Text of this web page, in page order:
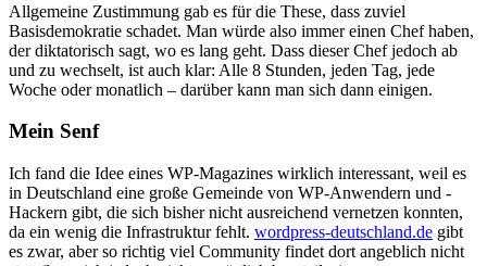
Allgemeine Zustimmung gab es für die These, dass zuviel
Basisdemokratie schadet. Man würde also immer einen Chef haben,
der diktatorisch sagt, wo es lang geht. Dass dieser Chef jedoch ab
und zu wechselt, ist auch klar: Alle 8 Stunden, jeden Tag, jede
Woche oder monatlich – darüber kann man sich dann einigen.
Mein Senf
Ich fand die Idee eines WP-Magazines wirklich interessant, weil es
in Deutschland eine große Gemeinde von WP-Anwendern und -
Hackern gibt, die sich bisher nicht ausreichend vernetzen konnten,
da ein wenig die Infrastruktur fehlt. wordpress-deutschland.de gibt
es zwar, aber so richtig viel Community findet dort angeblich nicht